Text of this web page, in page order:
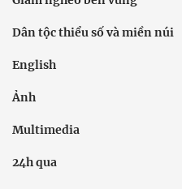
Dân tộc thiểu số và miền núi
English
Ảnh
Multimedia
24h qua